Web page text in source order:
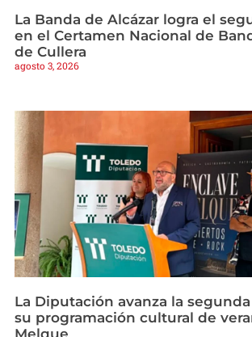
La Banda de Alcázar logra el
en el Certamen Nacional de
de Cullera
agosto 3, 2026
La Diputación avanza la
su programación cultural de
Melque